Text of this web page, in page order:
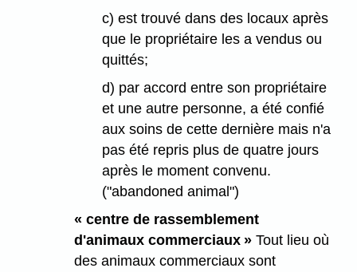
c) est trouvé dans des locaux après
que le propriétaire les a vendus ou
quittés;
d) par accord entre son propriétaire
et une autre personne, a été confié
aux soins de cette dernière mais n'a
pas été repris plus de quatre jours
après le moment convenu.
("abandoned animal")
« centre de rassemblement
d'animaux commerciaux »Tout lieu où
des animaux commerciaux sont